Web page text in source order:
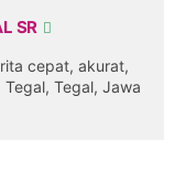
SR
cepat, akurat,
Tegal, Jawa